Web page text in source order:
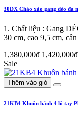
30DX Chảo xào gang dẻo đa
1. Chất liệu : Gang
30 cm, cao 9,5 cm,
1,380,000đ 1,420,000đ
Sale
Thêm vào giỏ
21KB4 Khuôn bánh 4 lỗ tay